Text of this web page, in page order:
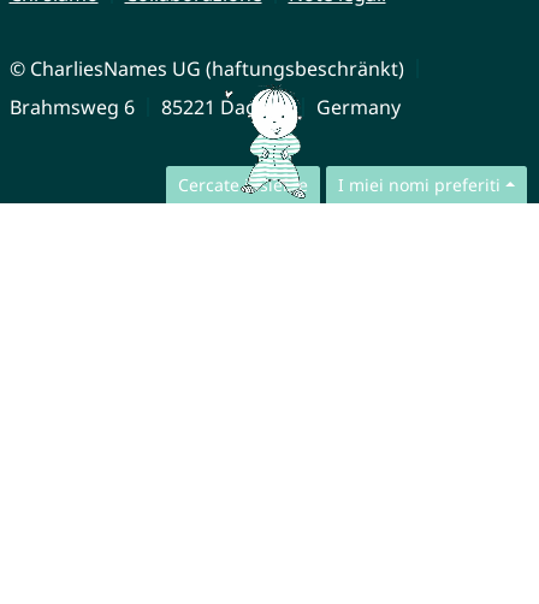
Cercate insieme I miei nomi preferiti
© CharliesNames UG (haftungsbeschränkt)
Brahmsweg 6
85221 Dachau Germany